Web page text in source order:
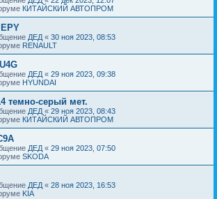
КИТАЙСКИЙ АВТОПРОМ
ДЕД « 30 ноя 2023, 08:53
RENAULT
ДЕД « 29 ноя 2023, 09:38
HYUNDAI
темно-серый мет.
ДЕД « 29 ноя 2023, 08:43
КИТАЙСКИЙ АВТОПРОМ
ДЕД « 29 ноя 2023, 07:50
SKODA
ДЕД « 28 ноя 2023, 16:53
KIA